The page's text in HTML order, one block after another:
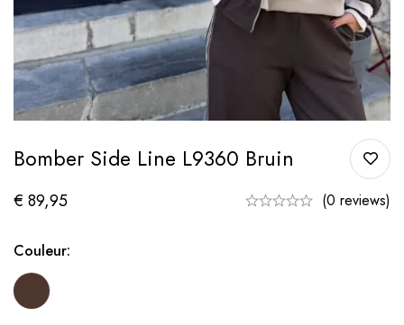
Bomber Side Line L9360 Bruin
€ 89,95 (0 reviews)
Couleur: